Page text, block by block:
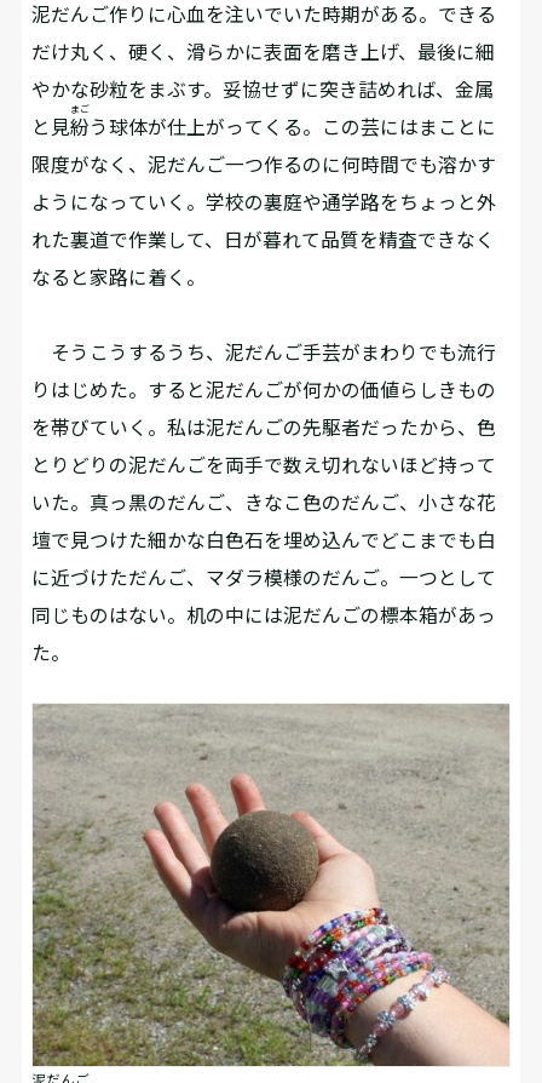
泥だんご作りに心血を注いでいた時期がある。できる
だけ丸く、硬く、滑らかに表面を磨き上げ、最後に細
やかな砂粒をまぶす。妥協せずに突き詰めれば、金属
と見紛
まご
う球体が仕上がってくる。この芸にはまことに
限度がなく、泥だんご一つ作るのに何時間でも溶かす
ようになっていく。学校の裏庭や通学路をちょっと外
れた裏道で作業して、日が暮れて品質を精査できなく
なると家路に着く。
そうこうするうち、泥だんご手芸がまわりでも流行
りはじめた。すると泥だんごが何かの価値らしきもの
を帯びていく。私は泥だんごの先駆者だったから、色
とりどりの泥だんごを両手で数え切れないほど持って
いた。真っ黒のだんご、きなこ色のだんご、小さな花
壇で見つけた細かな白色石を埋め込んでどこまでも白
に近づけただんご、マダラ模様のだんご。一つとして
同じものはない。机の中には泥だんごの標本箱があっ
た。
泥だんご